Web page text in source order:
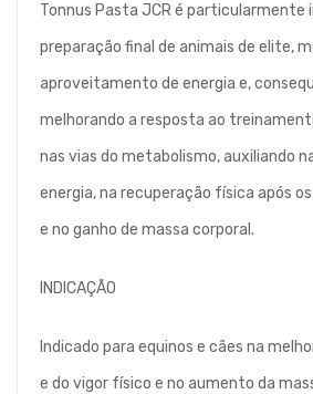
Tonnus Pasta JCR é particularmente
preparação final de animais de elite,
aproveitamento de energia e,
melhorando a resposta ao
nas vias do metabolismo, auxiliando
energia, na recuperação física após
e no ganho de massa corporal.
INDICAÇÃO
Indicado para equinos e cães na
e do vigor físico e no aumento da